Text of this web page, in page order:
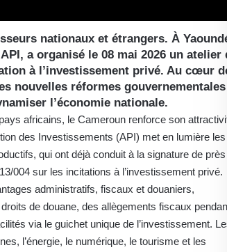
nationaux et étrangers. À
a organisé le 08 mai 2026 un atelier
à l’investissement privé. Au cœur
nouvelles réformes
l’économie nationale.
africains, le Cameroun renforce son
des Investissements (API) met en lumière les
qui ont déjà conduit à la signature de
004 sur les incitations à l’investissement privé.
administratifs, fiscaux et douaniers,
de douane, des allègements fiscaux
via le guichet unique de l’investissement.
l’énergie, le numérique, le tourisme et les